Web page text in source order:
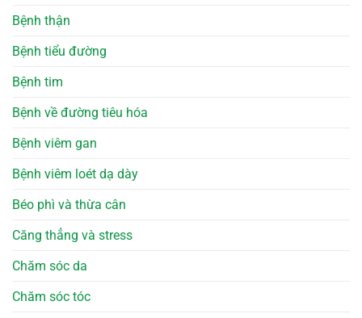
Bệnh thận
Bệnh tiểu đường
Bệnh tim
Bệnh về đường tiêu hóa
Bệnh viêm gan
Bệnh viêm loét dạ dày
Béo phì và thừa cân
Căng thẳng và stress
Chăm sóc da
Chăm sóc tóc